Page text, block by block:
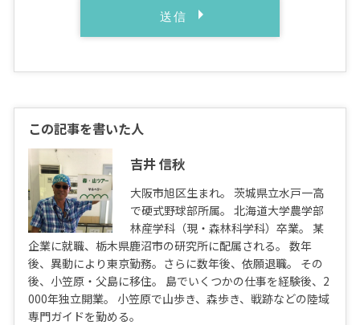
この記事を書いた人
吉井 信秋
大阪市旭区生まれ。 茨城県立水戸一高
で硬式野球部所属。 北海道大学農学部
林産学科（現・森林科学科）卒業。 某
企業に就職、栃木県鹿沼市の研究所に配属される。 数年
後、異動により東京勤務。さらに数年後、依願退職。 その
後、小笠原・父島に移住。 島でいくつかの仕事を経験後、2
000年独立開業。 小笠原で山歩き、森歩き、戦跡などの陸域
専門ガイドを勤める。